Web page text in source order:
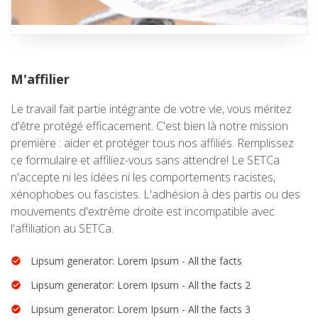
M'affilier
Le travail fait partie intégrante de votre vie, vous méritez
d'être protégé efficacement. C'est bien là notre mission
première : aider et protéger tous nos affiliés. Remplissez
ce formulaire et affiliez-vous sans attendre! Le SETCa
n'accepte ni les idées ni les comportements racistes,
xénophobes ou fascistes. L'adhésion à des partis ou des
mouvements d'extrême droite est incompatible avec
l'affiliation au SETCa.
Lipsum generator: Lorem Ipsum - All the facts
Lipsum generator: Lorem Ipsum - All the facts 2
Lipsum generator: Lorem Ipsum - All the facts 3